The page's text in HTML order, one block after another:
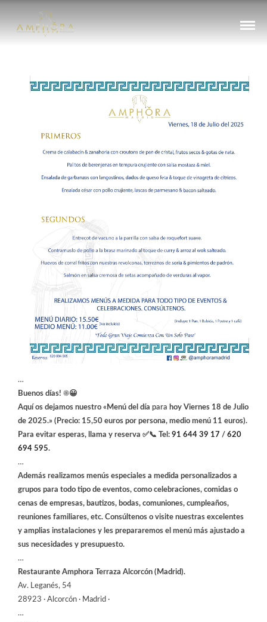
…
Buenos días! ☀️😀
Aquí os dejamos nuestro «Menú del día para hoy Viernes 18 de Julio
de 2025.» (Precio: 15,50 euros por persona, medio menú 11 euros).
Para evitar esperas, llama y reserva ✅📞 Tel: 91 644 39 17 / 620
694 595.
…
Además realizamos menús especiales a medida personalizados a
grupos para todo tipo de eventos, como celebraciones, comidas o
cenas de empresas, bautizos, bodas, comuniones, cumpleaños,
reuniones familiares, etc. Consúltenos o visite nuestras excelentes
y amplias instalaciones y les prepararemos el menú más ajustado a
sus necesidades y presupuesto.
…
Restaurante Amphora Terraza Alcorcón (Madrid).
Av. Leganés, 54
28923 · Alcorcón · Madrid ·
…